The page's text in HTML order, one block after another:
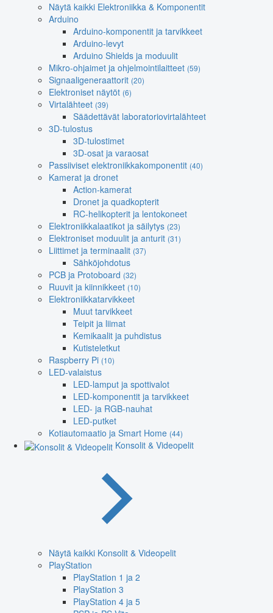
Näytä kaikki Elektroniikka & Komponentit
Arduino
Arduino-komponentit ja tarvikkeet
Arduino-levyt
Arduino Shields ja moduulit
Mikro-ohjaimet ja ohjelmointilaitteet (59)
Signaaligeneraattorit (20)
Elektroniset näytöt (6)
Virtalähteet (39)
Säädettävät laboratoriovirtalähteet
3D-tulostus
3D-tulostimet
3D-osat ja varaosat
Passiiviset elektroniikkakomponentit (40)
Kamerat ja dronet
Action-kamerat
Dronet ja quadkopterit
RC-helikopterit ja lentokoneet
Elektroniikkalaatikot ja säilytys (23)
Elektroniset moduulit ja anturit (31)
Liittimet ja terminaalit (37)
Sähköjohdotus
PCB ja Protoboard (32)
Ruuvit ja kiinnikkeet (10)
Elektroniikkatarvikkeet
Muut tarvikkeet
Teipit ja liimat
Kemikaalit ja puhdistus
Kutisteletkut
Raspberry Pi (10)
LED-valaistus
LED-lamput ja spottivalot
LED-komponentit ja tarvikkeet
LED- ja RGB-nauhat
LED-putket
Kotiautomaatio ja Smart Home (44)
Konsolit & Videopelit
Näytä kaikki Konsolit & Videopelit
PlayStation
PlayStation 1 ja 2
PlayStation 3
PlayStation 4 ja 5